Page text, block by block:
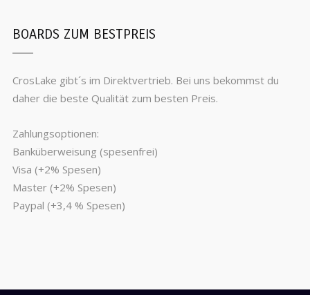
BOARDS ZUM BESTPREIS
CrosLake gibt´s im Direktvertrieb. Bei uns bekommst du
daher die beste Qualität zum besten Preis.
Zahlungsoptionen:
Banküberweisung (spesenfrei)
Visa (+2% Spesen)
Master (+2% Spesen)
Paypal (+3,4 % Spesen)